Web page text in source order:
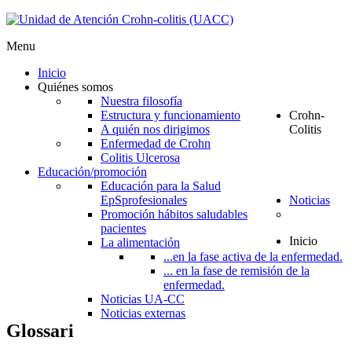
Menu
Inicio
Quiénes somos
Nuestra filosofía
Estructura y funcionamiento
A quién nos dirigimos
Crohn-
Colitis
Enfermedad de Crohn
Colitis Ulcerosa
Educación/promoción
Educación para la Salud
EpSprofesionales
Promoción hábitos saludables
pacientes
La alimentación
...en la fase activa de la enfermedad.
... en la fase de remisión de la
enfermedad.
Noticias
Noticias UA-CC
Noticias externas
Inicio
Glossari